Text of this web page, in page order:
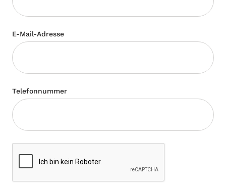
E-Mail-Adresse
Telefonnummer